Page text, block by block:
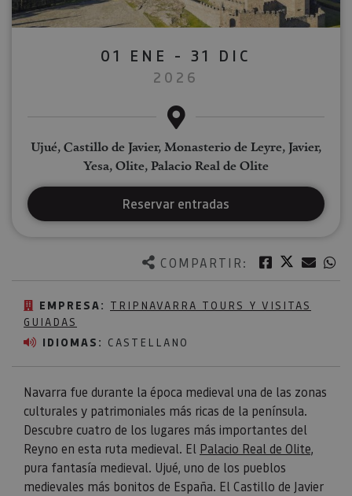
COMPARTIR: Facebook
Twitter
EMPRESA: TRIPNAVARRA TOURS Y VISITAS
GUIADAS
IDIOMAS: CASTELLANO
Navarra fue durante la época medieval una de las zonas
culturales y patrimoniales más ricas de la península.
Descubre cuatro de los lugares más importantes del
Reyno en esta ruta medieval. El Palacio Real de Olite,
pura fantasía medieval. Ujué, uno de los pueblos
medievales más bonitos de España. El Castillo de Javier
01 ENE - 31 DIC
2026
Ujué, Castillo de Javier, Monasterio de Leyre, Javier,
Yesa, Olite, Palacio Real de Olite
Reservar entradas